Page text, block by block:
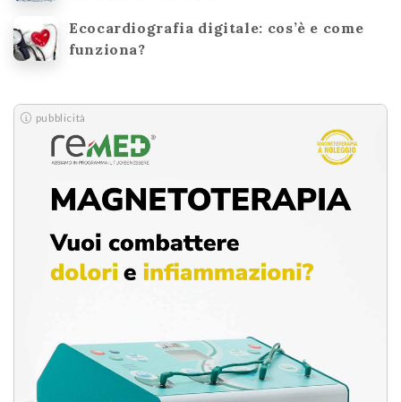
Ecocardiografia digitale: cos’è e come
funziona?
pubblicità